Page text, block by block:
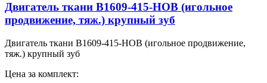
Двигатель ткани B1609-415-HOB (игольное
продвижение, тяж.) крупный зуб
Двигатель ткани B1609-415-HOB (игольное продвижение,
тяж.) крупный зуб
Цена за комплект: